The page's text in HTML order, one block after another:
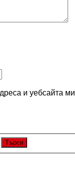
и уебсайта